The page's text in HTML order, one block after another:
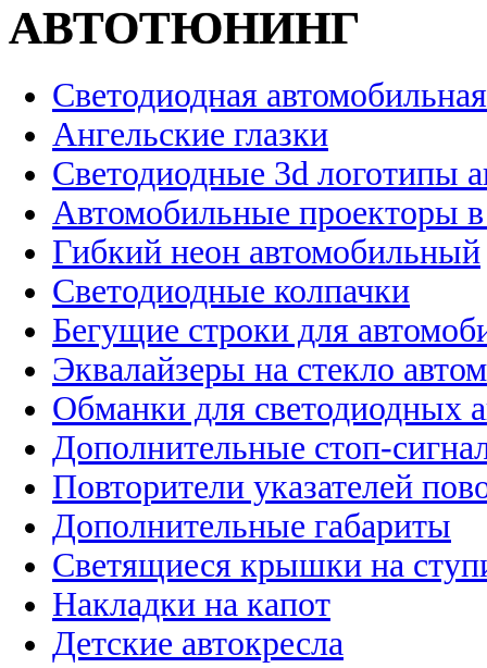
АВТОТЮНИНГ
Светодиодная
Ангельские глазки
Светодиодные 3d логотипы
Автомобильные проекторы
Гибкий неон автомобильный
Светодиодные колпачки
Бегущие строки для
Эквалайзеры на стекло
Обманки для светодиодных
Дополнительные стоп-
Повторители указателей
Дополнительные габариты
Светящиеся крышки на
Накладки на капот
Детские автокресла